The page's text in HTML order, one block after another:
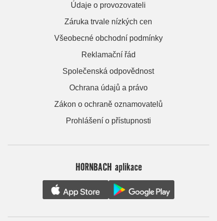
Údaje o provozovateli
Záruka trvale nízkých cen
Všeobecné obchodní podmínky
Reklamační řád
Společenská odpovědnost
Ochrana údajů a právo
Zákon o ochraně oznamovatelů
Prohlášení o přístupnosti
HORNBACH aplikace